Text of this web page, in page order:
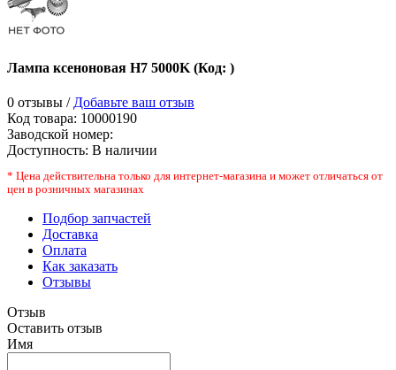
Лампа ксеноновая H7 5000K (Код: )
0 отзывы / Добавьте ваш отзыв
Код товара: 10000190
Заводской номер:
Доступность: В наличии
* Цена действительна только для интернет-магазина и может отличаться от
цен в розничных магазинах
Подбор запчастей
Доставка
Оплата
Как заказать
Отзывы
Отзыв
Оставить отзыв
Имя